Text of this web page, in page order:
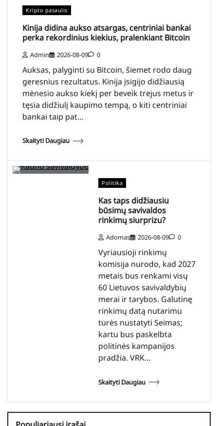
Kripto pasaulis
Kinija didina aukso atsargas, centriniai bankai
perka rekordinius kiekius, pralenkiant Bitcoin
Admin 2026-08-09 0
Auksas, palyginti su Bitcoin, šiemet rodo daug
geresnius rezultatus. Kinija įsigijo didžiausią
mėnesio aukso kiekį per beveik trejus metus ir
tęsia didžiulį kaupimo tempą, o kiti centriniai
bankai taip pat…
Skaityti Daugiau
Politika
Kas taps didžiausiu
būsimų savivaldos
rinkimų siurprizu?
Adomas 2026-08-09 0
Vyriausioji rinkimų
komisija nurodo, kad 2027
metais bus renkami visų
60 Lietuvos savivaldybių
merai ir tarybos. Galutinę
rinkimų datą nutarimu
turės nustatyti Seimas;
kartu bus paskelbta
politinės kampanijos
pradžia. VRK…
Skaityti Daugiau